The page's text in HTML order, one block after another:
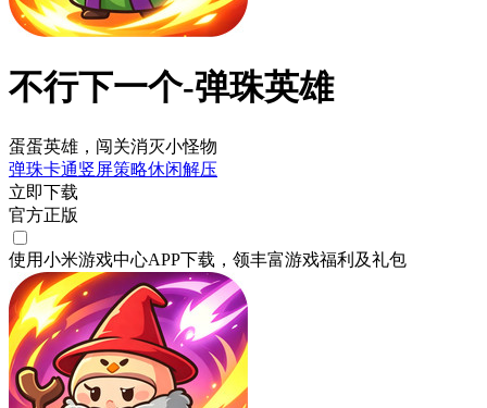
不行下一个-弹珠英雄
蛋蛋英雄，闯关消灭小怪物
弹珠卡通竖屏策略休闲解压
立即下载
官方正版
使用小米游戏中心APP下载 ，领丰富游戏福利 及礼包